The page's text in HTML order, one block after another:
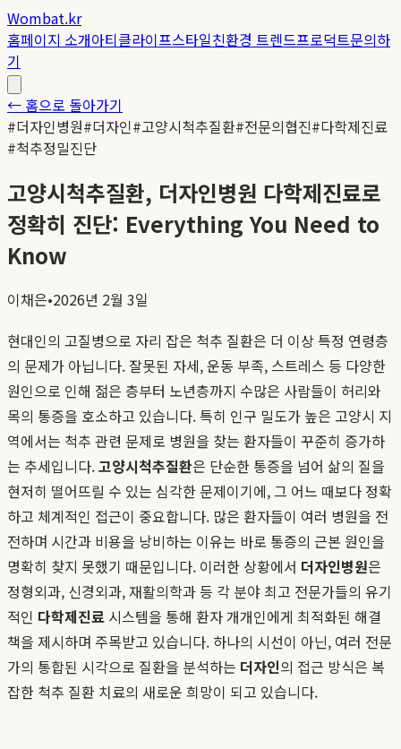
Wombat.kr
홈페이지 소개아티클라이프스타일친환경 트렌드프로덕트문의하
기
← 홈으로 돌아가기
#더자인병원#더자인#고양시척추질환#전문의협진#다학제진료
#척추정밀진단
고양시척추질환, 더자인병원 다학제진료로
정확히 진단: Everything You Need to
Know
이채은•2026년 2월 3일
현대인의 고질병으로 자리 잡은 척추 질환은 더 이상 특정 연령층
의 문제가 아닙니다. 잘못된 자세, 운동 부족, 스트레스 등 다양한
원인으로 인해 젊은 층부터 노년층까지 수많은 사람들이 허리와
목의 통증을 호소하고 있습니다. 특히 인구 밀도가 높은 고양시 지
역에서는 척추 관련 문제로 병원을 찾는 환자들이 꾸준히 증가하
는 추세입니다.고양시척추질환은 단순한 통증을 넘어 삶의 질을
현저히 떨어뜨릴 수 있는 심각한 문제이기에, 그 어느 때보다 정확
하고 체계적인 접근이 중요합니다. 많은 환자들이 여러 병원을 전
전하며 시간과 비용을 낭비하는 이유는 바로 통증의 근본 원인을
명확히 찾지 못했기 때문입니다. 이러한 상황에서 더자인병원은
정형외과, 신경외과, 재활의학과 등 각 분야 최고 전문가들의 유기
적인 다학제진료 시스템을 통해 환자 개개인에게 최적화된 해결
책을 제시하며 주목받고 있습니다. 하나의 시선이 아닌, 여러 전문
가의 통합된 시각으로 질환을 분석하는 더자인의 접근 방식은 복
잡한 척추 질환 치료의 새로운 희망이 되고 있습니다.